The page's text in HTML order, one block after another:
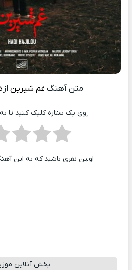
متن آهنگ غم شیرین از
روی یک ستاره کلیک کنید تا
اولین نفری باشید که به این
پخش آنلاین